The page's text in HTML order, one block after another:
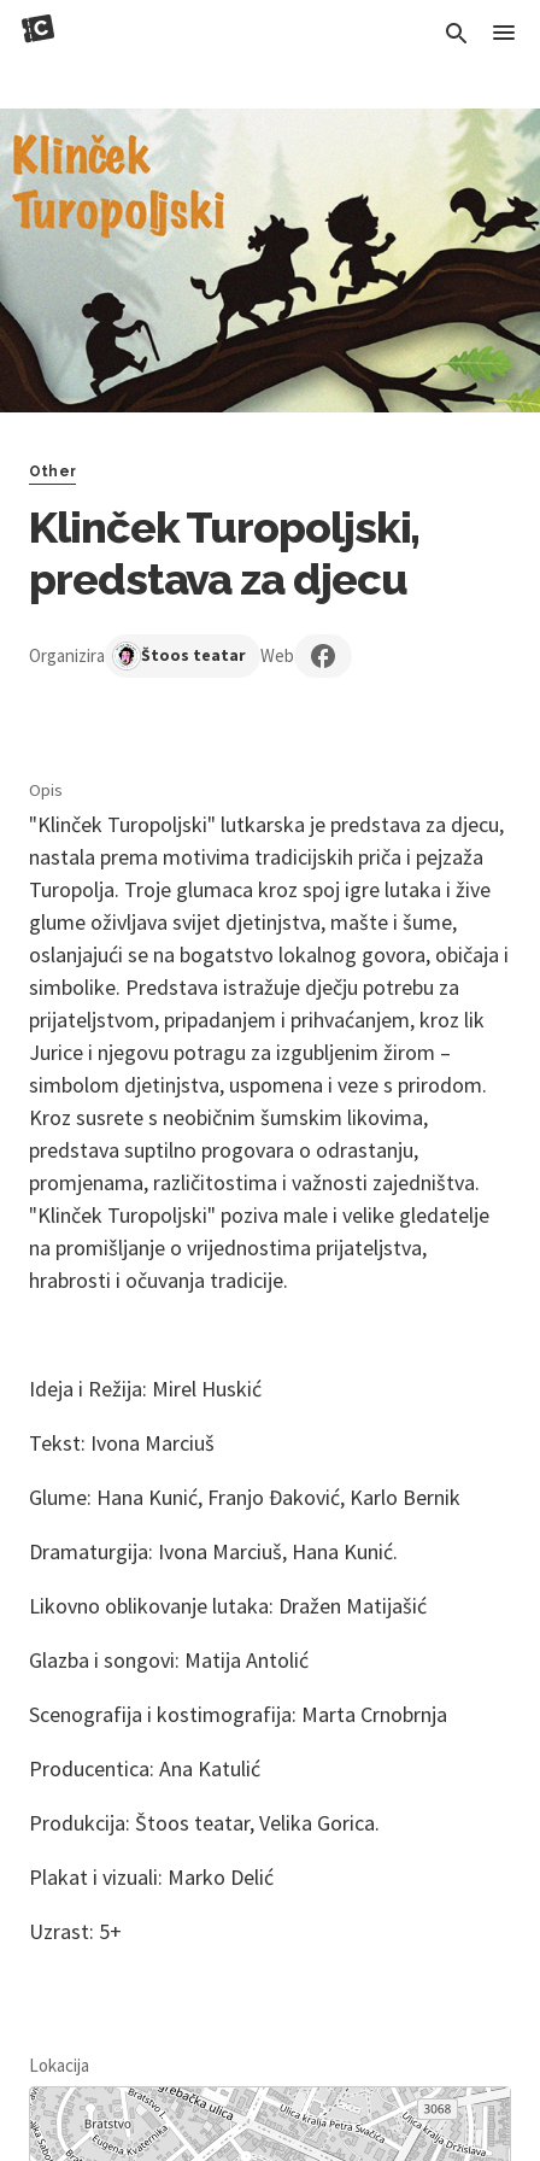
Other
Klinček Turopoljski,
predstava za djecu
Organizira Štoos teatar Web
Opis
"Klinček Turopoljski" lutkarska je predstava za djecu,
nastala prema motivima tradicijskih priča i pejzaža
Turopolja. Troje glumaca kroz spoj igre lutaka i žive
glume oživljava svijet djetinjstva, mašte i šume,
oslanjajući se na bogatstvo lokalnog govora, običaja i
simbolike. Predstava istražuje dječju potrebu za
prijateljstvom, pripadanjem i prihvaćanjem, kroz lik
Jurice i njegovu potragu za izgubljenim žirom –
simbolom djetinjstva, uspomena i veze s prirodom.
Kroz susrete s neobičnim šumskim likovima,
predstava suptilno progovara o odrastanju,
promjenama, različitostima i važnosti zajedništva.
"Klinček Turopoljski" poziva male i velike gledatelje
na promišljanje o vrijednostima prijateljstva,
hrabrosti i očuvanja tradicije.
Ideja i Režija: Mirel Huskić
Tekst: Ivona Marciuš
Glume: Hana Kunić, Franjo Đaković, Karlo Bernik
Dramaturgija: Ivona Marciuš, Hana Kunić.
Likovno oblikovanje lutaka: Dražen Matijašić
Glazba i songovi: Matija Antolić
Scenografija i kostimografija: Marta Crnobrnja
Producentica: Ana Katulić
Produkcija: Štoos teatar, Velika Gorica.
Plakat i vizuali: Marko Delić
Uzrast: 5+
Lokacija